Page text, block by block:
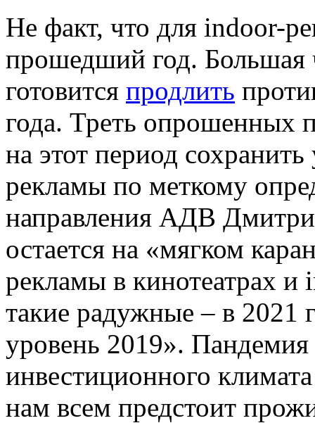
Не факт, что для indoor-
прошедший год. Большая
готовится продлить
года. Треть опрошенных
на этот период
рекламы по меткому
направления АДВ
остается на «мягком
рекламы в кинотеатрах
такие радужные – в 2021
уровень 2019».
инвестиционного
нам всем предстоит